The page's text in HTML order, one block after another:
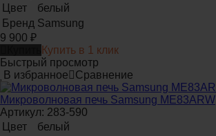
Цвет
белый
Бренд Samsung
9 900 ₽
Купить в 1 клик
Быстрый просмотр
В избранное
Сравнение
Микроволновая печь Samsung ME83ARW
Артикул: 283-590
Цвет
белый